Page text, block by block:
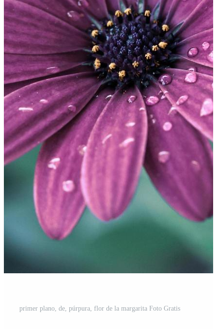
primer plano, de, púrpura, flor de la margarita Foto Gratis